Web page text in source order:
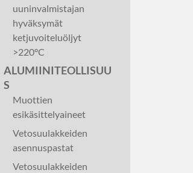
uuninvalmistajan
hyväksymät
ketjuvoiteluöljyt
>220°C
ALUMIINITEOLLISUU
S
Muottien
esikäsittelyaineet
Vetosuulakkeiden
asennuspastat
Vetosuulakkeiden